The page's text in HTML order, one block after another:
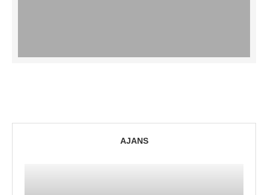
AJANS